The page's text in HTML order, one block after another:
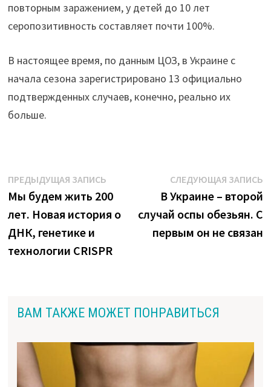
повторным заражением, у детей до 10 лет
серопозитивность составляет почти 100%.
В настоящее время, по данным ЦОЗ, в Украине с
начала сезона зарегистрировано 13 официально
подтвержденных случаев, конечно, реально их
больше.
Навигация
по
записям
ПРЕДЫДУЩАЯ ЗАПИСЬПредыдущая
запись:
Мы будем жить 200
лет. Новая история о
ДНК, генетике и
технологии CRISPR
СЛЕДУЮЩАЯ ЗАПИСЬ
В Украине – второй
случай оспы обезьян. С
первым он не связан
ВАМ ТАКЖЕ МОЖЕТ ПОНРАВИТЬСЯ